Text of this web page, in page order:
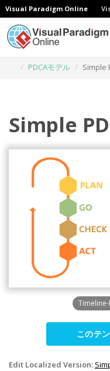
Visual Paradigm Online
PDCAモデル
Simple
Simple
このテ
Edit Localized Version: